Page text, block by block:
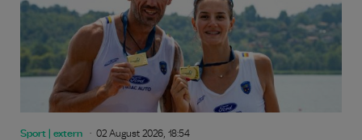
Sport | extern 02 August 2026, 18:54